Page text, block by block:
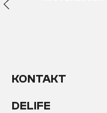
KONTAKT
DELIFE